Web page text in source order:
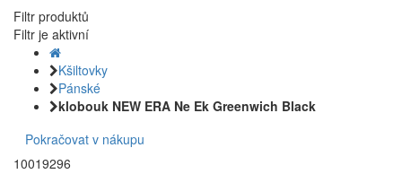
Filtr produktů
Filtr je aktivní
Kšiltovky
Pánské
klobouk NEW ERA Ne Ek Greenwich Black
Pokračovat v nákupu
10019296